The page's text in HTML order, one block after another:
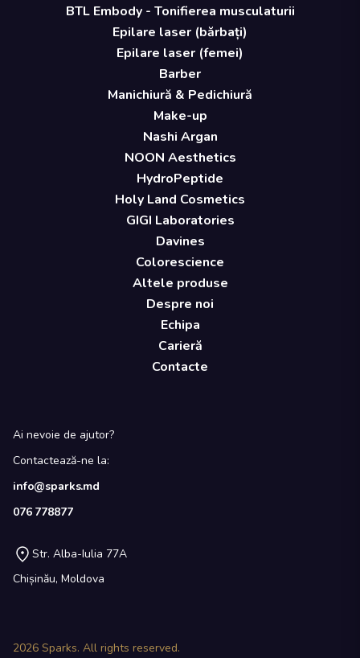
BTL Embody - Tonifierea musculaturii
Epilare laser (bărbați)
Epilare laser (femei)
Barber
Manichiură & Pedichiură
Make-up
Nashi Argan
NOON Aesthetics
HydroPeptide
Holy Land Cosmetics
GIGI Laboratories
Davines
Colorescience
Altele produse
Despre noi
Echipa
Carieră
Contacte
Ai nevoie de ajutor?
Contactează-ne la:
info@sparks.md
076 778877
Str. Alba-Iulia 77A
Chișinău, Moldova
2026 Sparks. All rights reserved.